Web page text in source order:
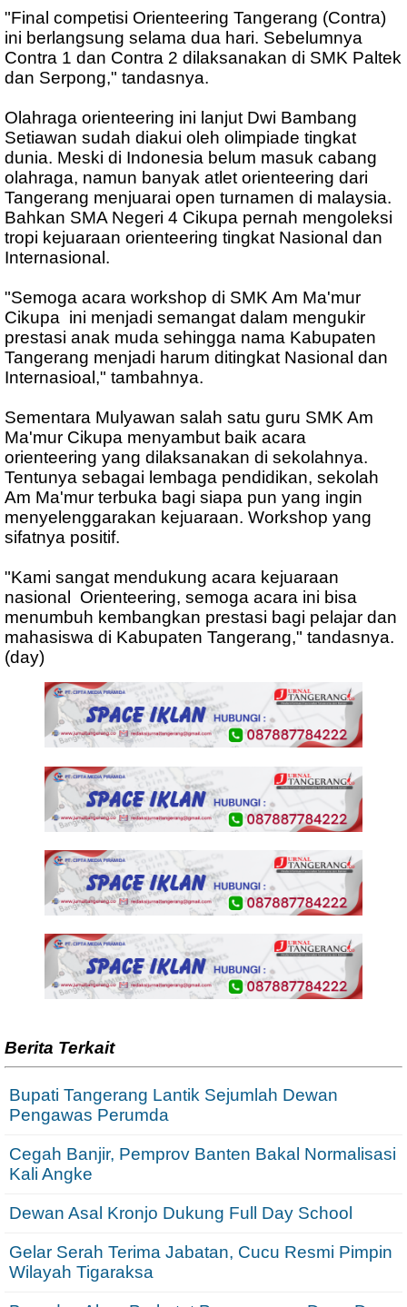
"Final competisi Orienteering Tangerang (Contra)
ini berlangsung selama dua hari. Sebelumnya
Contra 1 dan Contra 2 dilaksanakan di SMK Paltek
dan Serpong," tandasnya.
Olahraga orienteering ini lanjut Dwi Bambang
Setiawan sudah diakui oleh olimpiade tingkat
dunia. Meski di Indonesia belum masuk cabang
olahraga, namun banyak atlet orienteering dari
Tangerang menjuarai open turnamen di malaysia.
Bahkan SMA Negeri 4 Cikupa pernah mengoleksi
tropi kejuaraan orienteering tingkat Nasional dan
Internasional.
"Semoga acara workshop di SMK Am Ma'mur
Cikupa ini menjadi semangat dalam mengukir
prestasi anak muda sehingga nama Kabupaten
Tangerang menjadi harum ditingkat Nasional dan
Internasioal," tambahnya.
Sementara Mulyawan salah satu guru SMK Am
Ma'mur Cikupa menyambut baik acara
orienteering yang dilaksanakan di sekolahnya.
Tentunya sebagai lembaga pendidikan, sekolah
Am Ma'mur terbuka bagi siapa pun yang ingin
menyelenggarakan kejuaraan. Workshop yang
sifatnya positif.
"Kami sangat mendukung acara kejuaraan
nasional Orienteering, semoga acara ini bisa
menumbuh kembangkan prestasi bagi pelajar dan
mahasiswa di Kabupaten Tangerang," tandasnya.
(day)
Berita Terkait
Bupati Tangerang Lantik Sejumlah Dewan
Pengawas Perumda
Cegah Banjir, Pemprov Banten Bakal Normalisasi
Kali Angke
Dewan Asal Kronjo Dukung Full Day School
Gelar Serah Terima Jabatan, Cucu Resmi Pimpin
Wilayah Tigaraksa